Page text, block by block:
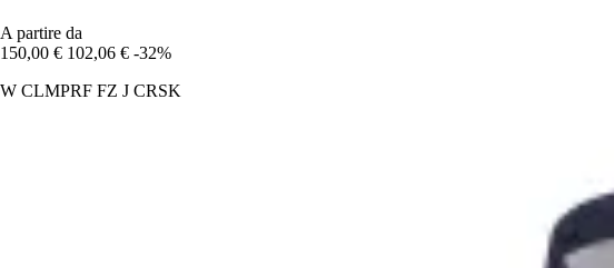
A partire da
150,00 € 102,06 € -32%
W CLMPRF FZ J CRSK